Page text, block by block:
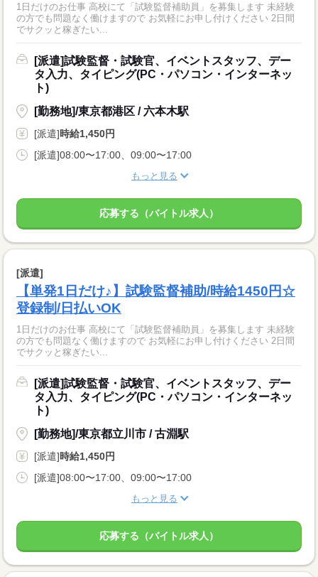
1日だけのお仕事 高校にて「試験監督補助員」を募集します 未経験
の方でも問題なく働けますので お気軽にお申し付けください 2日間
でサクッと稼ぎたい...
[派遣]試験監督・試験官、イベントスタッフ、デー
タ入力、タイピング(PC・パソコン・インターネッ
ト)
[勤務地]/東京都港区 / 六本木駅
[派遣]時給1,450円
[派遣]08:00〜17:00、09:00〜17:00
もっと見る
応募する（バイトル求人）
[派遣]
【単発1日だけ♪】試験監督補助/時給1450円☆
登録制/日払いOK
1日だけのお仕事 高校にて「試験監督補助員」を募集します 未経験
の方でも問題なく働けますので お気軽にお申し付けください 2日間
でサクッと稼ぎたい...
[派遣]試験監督・試験官、イベントスタッフ、デー
タ入力、タイピング(PC・パソコン・インターネッ
ト)
[勤務地]/東京都立川市 / 古淵駅
[派遣]時給1,450円
[派遣]08:00〜17:00、09:00〜17:00
もっと見る
応募する（バイトル求人）